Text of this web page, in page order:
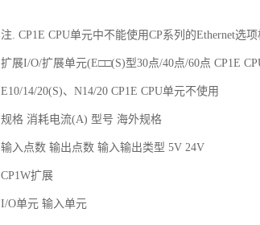
注. CP1E CPU单元中不能使用CP系列的Ethernet选
扩展I/O/扩展单元(E□□(S)型30点/40点/60点 CP1E
E10/14/20(S)、N14/20 CP1E CPU单元不使用
规格 消耗电流(A) 型号 海外规格
输入点数 输出点数 输入输出类型 5V 24V
CP1W扩展
I/O单元 输入单元